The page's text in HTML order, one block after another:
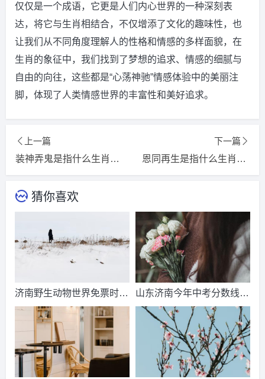
仅仅是一个成语，它更是人们内心世界的一种深刻表
达，将它与生肖相结合，不仅增添了文化的趣味性，也
让我们从不同角度理解人的性格和情感的多样面貌，在
生肖的象征中，我们找到了梦想的追求、情感的细腻与
自由的向往，这些都是“心荡神驰”情感体验中的美丽注
脚，体现了人类情感世界的丰富性和美好追求。
上一篇
装神弄鬼是指什么生肖，猜一精选词语解释落实释义
下一篇
恩同再生是指什么生肖，猜一精选词语解释落实释义
猜你喜欢
济南野生动物世界免票时
间？济南动物王国票价？
山东济南今年中考分数线出
来了吗？济南中考总分多